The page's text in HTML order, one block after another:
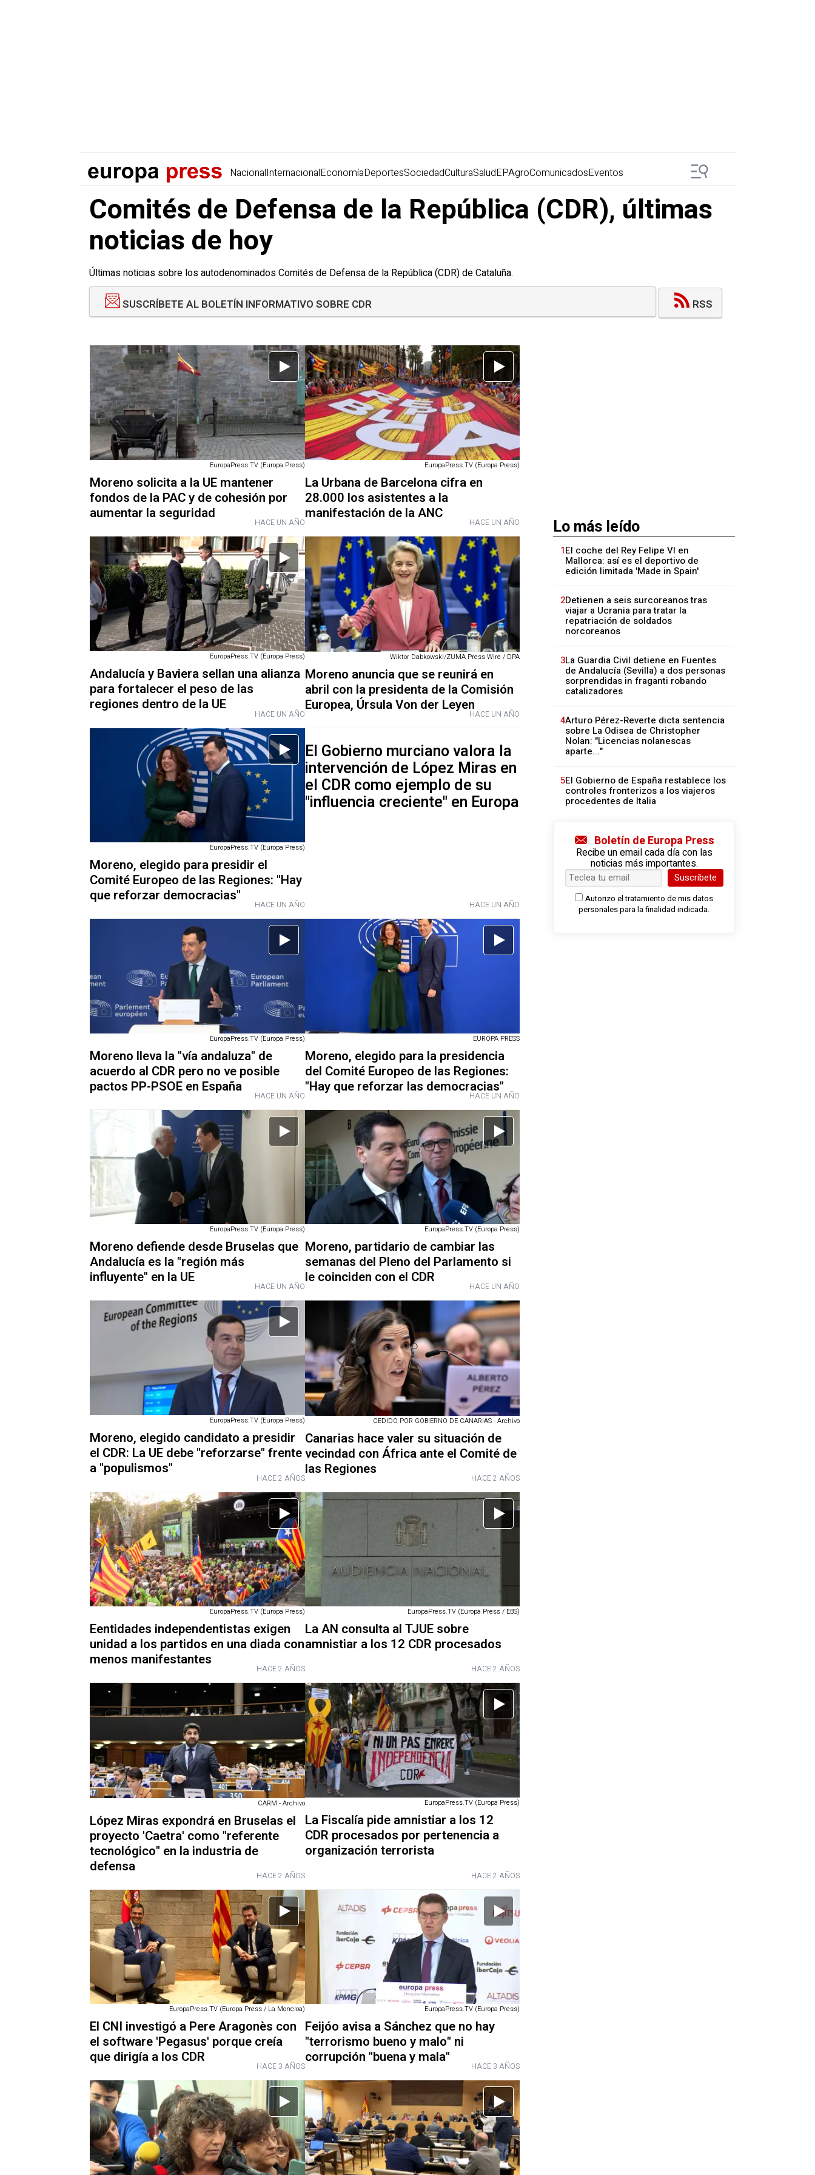
NacionalInternacionalEconomíaDeportesSociedadCulturaSaludEPAgroComunicadosEventos
Comités de Defensa de la República (CDR), últimas
noticias de hoy
Últimas noticias sobre los autodenominados Comités de Defensa de la República (CDR) de Cataluña.
SUSCRÍBETE AL BOLETÍN INFORMATIVO SOBRE CDR RSS
EuropaPress.TV (Europa Press)
Moreno solicita a la UE mantener
fondos de la PAC y de cohesión por
aumentar la seguridad
HACE UN AÑO
EuropaPress.TV (Europa Press)
La Urbana de Barcelona cifra en
28.000 los asistentes a la
manifestación de la ANC
HACE UN AÑO
EuropaPress.TV (Europa Press)
Andalucía y Baviera sellan una alianza
para fortalecer el peso de las
regiones dentro de la UE
HACE UN AÑO
Wiktor Dabkowski/ZUMA Press Wire / DPA
Moreno anuncia que se reunirá en
abril con la presidenta de la Comisión
Europea, Úrsula Von der LeyenHACE UN AÑO
EuropaPress.TV (Europa Press)
Moreno, elegido para presidir el
Comité Europeo de las Regiones: "Hay
que reforzar democracias"
HACE UN AÑO
El Gobierno murciano valora la
intervención de López Miras en
el CDR como ejemplo de su
"influencia creciente" en Europa
HACE UN AÑO
EuropaPress.TV (Europa Press)
Moreno lleva la "vía andaluza" de
acuerdo al CDR pero no ve posible
pactos PP-PSOE en España
HACE UN AÑO
EUROPA PRESS
Moreno, elegido para la presidencia
del Comité Europeo de las Regiones:
"Hay que reforzar las democracias"
HACE UN AÑO
EuropaPress.TV (Europa Press)
Moreno defiende desde Bruselas que
Andalucía es la "región más
influyente" en la UE
HACE UN AÑO
EuropaPress.TV (Europa Press)
Moreno, partidario de cambiar las
semanas del Pleno del Parlamento si
le coinciden con el CDR
HACE UN AÑO
EuropaPress.TV (Europa Press)
Moreno, elegido candidato a presidir
el CDR: La UE debe "reforzarse" frente
a "populismos"
HACE 2 AÑOS
CEDIDO POR GOBIERNO DE CANARIAS - Archivo
Canarias hace valer su situación de
vecindad con África ante el Comité de
las Regiones
HACE 2 AÑOS
EuropaPress.TV (Europa Press)
Eentidades independentistas exigen
unidad a los partidos en una diada con
menos manifestantes
HACE 2 AÑOS
EuropaPress.TV (Europa Press / EBS)
La AN consulta al TJUE sobre
amnistiar a los 12 CDR procesados
HACE 2 AÑOS
CARM - Archivo
López Miras expondrá en Bruselas el
proyecto 'Caetra' como "referente
tecnológico" en la industria de
defensa
HACE 2 AÑOS
EuropaPress.TV (Europa Press)
La Fiscalía pide amnistiar a los 12
CDR procesados por pertenencia a
organización terrorista
HACE 2 AÑOS
EuropaPress.TV (Europa Press / La Moncloa)
El CNI investigó a Pere Aragonès con
el software 'Pegasus' porque creía
que dirigía a los CDR
HACE 3 AÑOS
EuropaPress.TV (Europa Press)
Feijóo avisa a Sánchez que no hay
"terrorismo bueno y malo" ni
corrupción "buena y mala"
HACE 3 AÑOS
Lo más leído
1El coche del Rey Felipe VI en
Mallorca: así es el deportivo de
edición limitada 'Made in Spain'
2Detienen a seis surcoreanos tras
viajar a Ucrania para tratar la
repatriación de soldados
norcoreanos
3La Guardia Civil detiene en Fuentes
de Andalucía (Sevilla) a dos personas
sorprendidas in fraganti robando
catalizadores
4Arturo Pérez-Reverte dicta sentencia
sobre La Odisea de Christopher
Nolan: "Licencias nolanescas
aparte..."
5El Gobierno de España restablece los
controles fronterizos a los viajeros
procedentes de Italia
Boletín de Europa Press
Recibe un email cada día con las
noticias más importantes.
Suscríbete
Autorizo el tratamiento de mis datos
personales para la finalidad indicada.